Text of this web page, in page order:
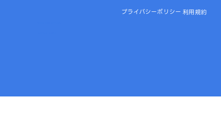
利用規約
プライバシーポリシー